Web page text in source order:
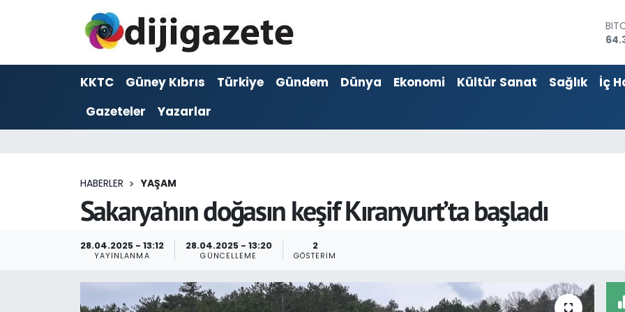
KKTC Güney Kıbrıs Türkiye Gündem Dünya Ekonomi Kültür Sanat Sağlık İç
Gazeteler
Yazarlar
HABERLER YAŞAM
Sakarya'nın doğasın keşif Kıranyurt’ta başladı
28.04.2025 - 13:12
YAYINLANMA
28.04.2025 - 13:20
GÜNCELLEME
2
GÖSTERIM
ADVERTORIAL
Dijigazete
Güncel
Hava Durumu
Trafik Durumu
Son Dakika Haberleri